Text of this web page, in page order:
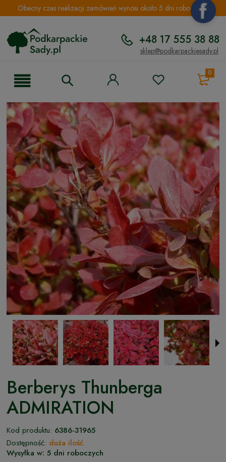
Obecny czas realizacji zamówień wynosi około 5 dni roboczych.
+48 17 555 38 88
sklep@podkarpackiesady.pl
0
Berberys Thunberga
ADMIRATION
Kod produktu: 6386-31965
Dostępność: duża ilość
Wysyłka w: 5 dni roboczych